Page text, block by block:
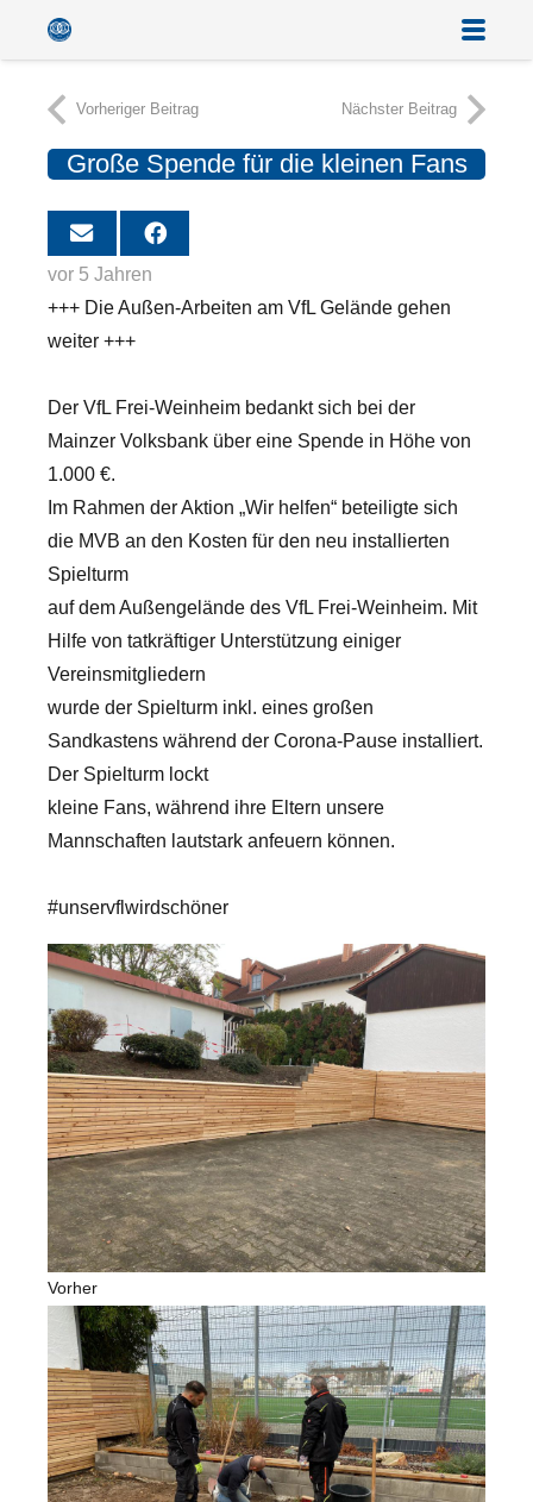
Vorheriger Beitrag Nächster Beitrag
Große Spende für die kleinen Fans
vor 5 Jahren
+++ Die Außen-Arbeiten am VfL Gelände gehen
weiter +++
Der VfL Frei-Weinheim bedankt sich bei der
Mainzer Volksbank über eine Spende in Höhe von
1.000 €.
Im Rahmen der Aktion „Wir helfen“ beteiligte sich
die MVB an den Kosten für den neu installierten
Spielturm
auf dem Außengelände des VfL Frei-Weinheim. Mit
Hilfe von tatkräftiger Unterstützung einiger
Vereinsmitgliedern
wurde der Spielturm inkl. eines großen
Sandkastens während der Corona-Pause installiert.
Der Spielturm lockt
kleine Fans, während ihre Eltern unsere
Mannschaften lautstark anfeuern können.
#unservflwirdschöner
Vorher